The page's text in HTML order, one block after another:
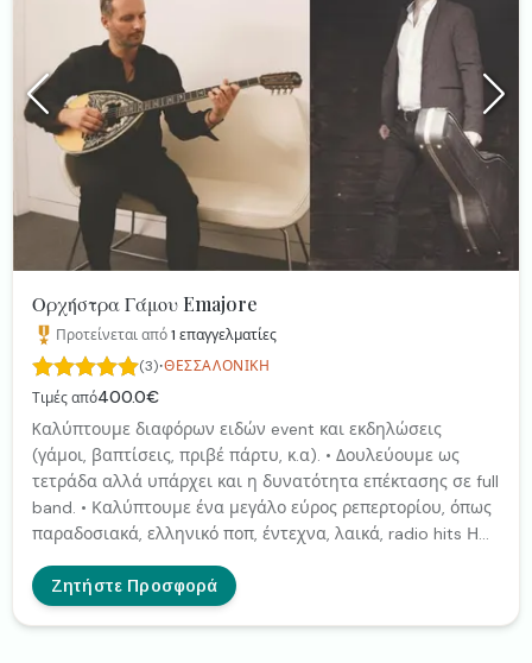
αφαιρέσουμε οτι θέλετε.
Ορχήστρα Γάμου Emajore
Προτείνεται από1 επαγγελματίες
(3)·ΘΕΣΣΑΛΟΝΊΚΗ
Τιμές από400.0€
Kαλύπτουμε διαφόρων ειδών event και εκδηλώσεις
(γάμοι, βαπτίσεις, πριβέ πάρτυ, κ.α). • Δουλεύουμε ως
τετράδα αλλά υπάρχει και η δυνατότητα επέκτασης σε full
band. • Καλύπτουμε ένα μεγάλο εύρος ρεπερτορίου, όπως
παραδοσιακά, ελληνικό ποπ, έντεχνα, λαικά, radio hits Η
οργανοπαικτών, αναλόγως των προτιμήσεων σας, θα
αφήσουν εσάς και τους προσκεκλημένους σας ιδιαίτερα
Ζητήστε Προσφορά